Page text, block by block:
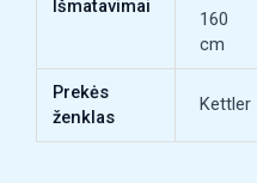
Išmatavimai
160
cm
Prekės
ženklas
Kettler